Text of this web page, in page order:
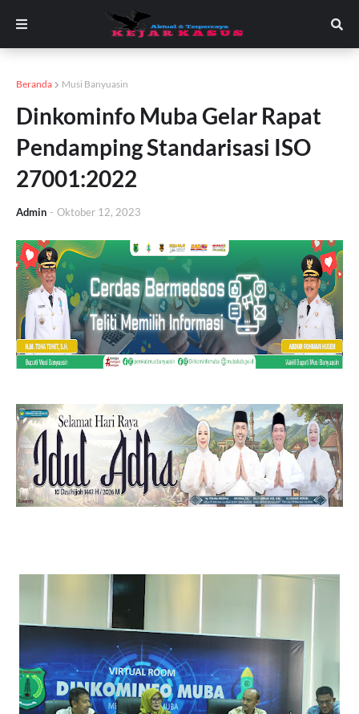
Beranda Musi Banyuasin
Dinkominfo Muba Gelar Rapat
Pendamping Standarisasi ISO
27001:2022
Admin - Oktober 12, 2023